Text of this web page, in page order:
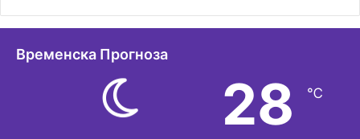
Временска Прогноза
28 ℃